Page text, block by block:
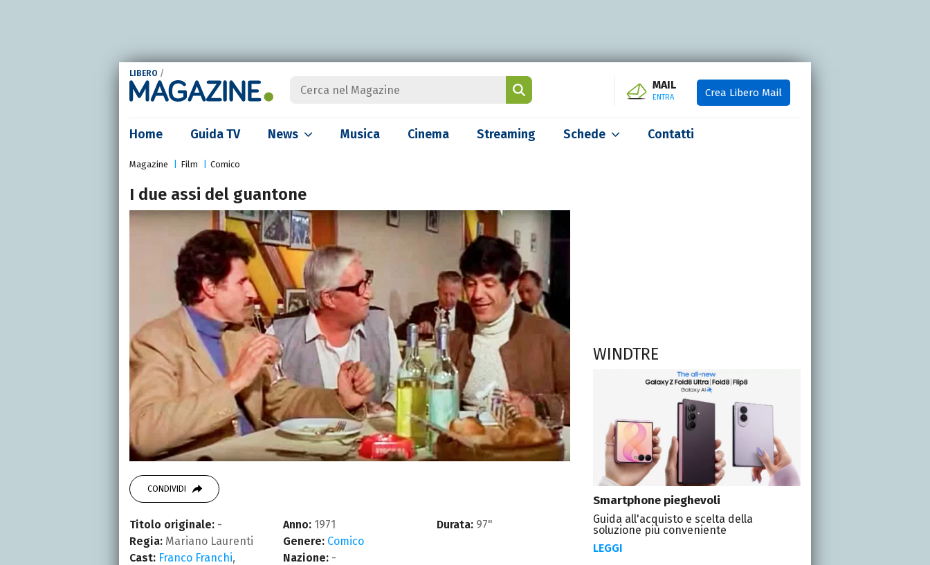
LIBERO /
MAIL
ENTRA Crea Libero Mail
Home Guida TV News Musica Cinema Streaming Schede Contatti
Magazine Film Comico
I due assi del guantone
CONDIVIDI
Titolo originale: -
Regia: Mariano Laurenti
Cast: Franco Franchi,
Anno: 1971
Genere: Comico
Nazione: -
Durata: 97"
WINDTRE
Smartphone pieghevoli
Guida all'acquisto e scelta della
soluzione più conveniente
LEGGI